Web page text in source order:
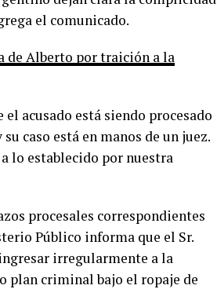
el comunicado.
de Alberto por traición a la
acusado está siendo procesado
caso está en manos de un juez.
lo establecido por nuestra
procesales correspondientes
Público informa que el Sr.
irregularmente a la
plan criminal bajo el ropaje de